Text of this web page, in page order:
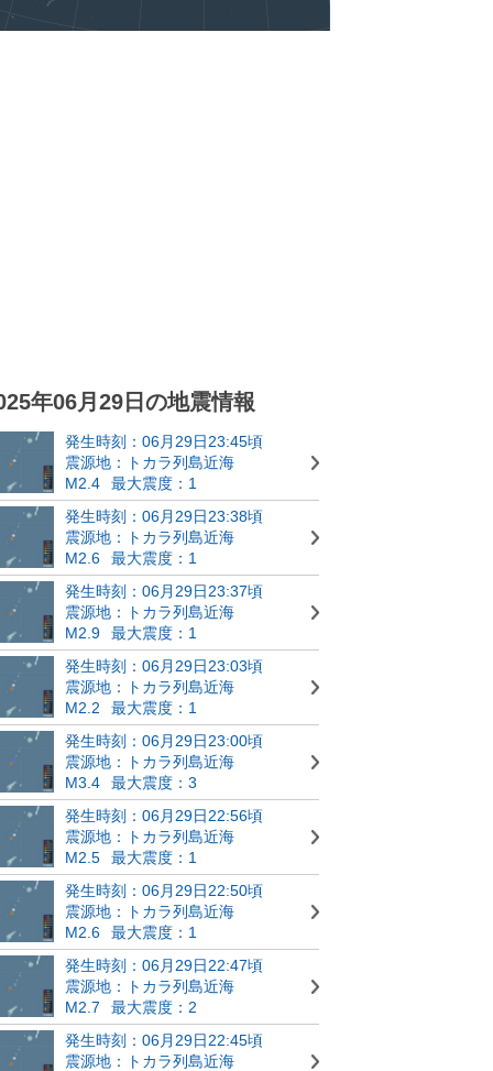
年06月29日の地震情報
発生時刻：06月29日23:45頃
震源地：トカラ列島近海
M2.4
最大震度：1
発生時刻：06月29日23:38頃
震源地：トカラ列島近海
M2.6
最大震度：1
発生時刻：06月29日23:37頃
震源地：トカラ列島近海
M2.9
最大震度：1
発生時刻：06月29日23:03頃
震源地：トカラ列島近海
M2.2
最大震度：1
発生時刻：06月29日23:00頃
震源地：トカラ列島近海
M3.4
最大震度：3
発生時刻：06月29日22:56頃
震源地：トカラ列島近海
M2.5
最大震度：1
発生時刻：06月29日22:50頃
震源地：トカラ列島近海
M2.6
最大震度：1
発生時刻：06月29日22:47頃
震源地：トカラ列島近海
M2.7
最大震度：2
発生時刻：06月29日22:45頃
震源地：トカラ列島近海